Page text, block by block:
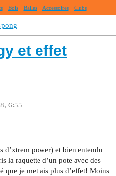
Bois Balles Accessoires Clubs
et effet
6:55
d’xtrem power) et bien entendu
la raquette d’un pote avec des
que je mettais plus d’effet! Moins